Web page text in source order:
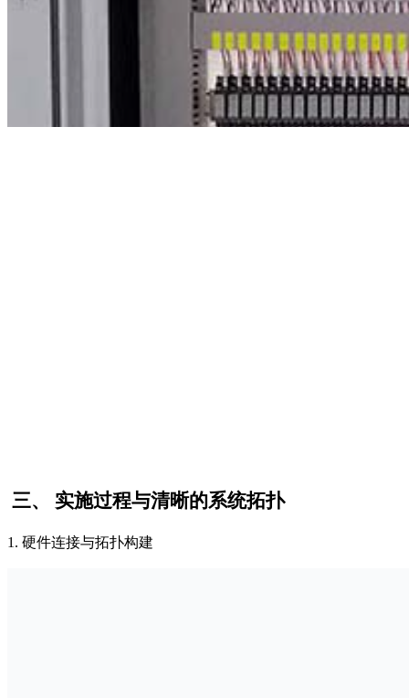
三、 实施过程与清晰的系统拓扑
1. 硬件连接与拓扑构建